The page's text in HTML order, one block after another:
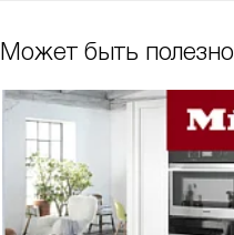
Может быть полезно